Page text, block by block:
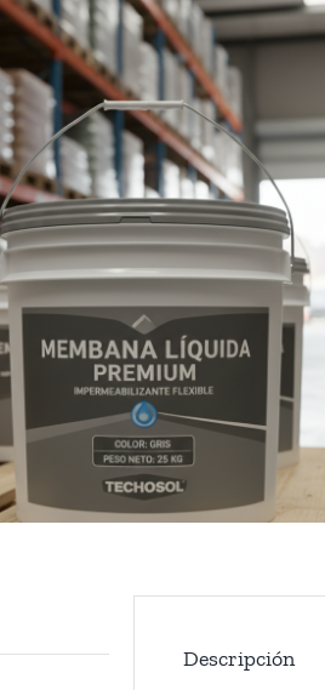
Descripción